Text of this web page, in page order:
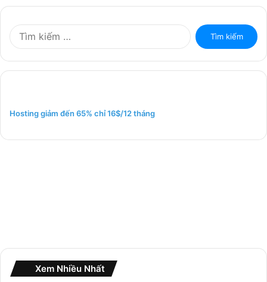
k
o
Hosting giảm đến 65% chỉ 16$/12 tháng
Xem Nhiều Nhất